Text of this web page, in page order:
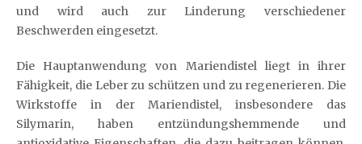
und wird auch zur Linderung verschiedener
Beschwerden eingesetzt.
Die Hauptanwendung von Mariendistel liegt in ihrer
Fähigkeit, die Leber zu schützen und zu regenerieren. Die
Wirkstoffe in der Mariendistel, insbesondere das
Silymarin, haben entzündungshemmende und